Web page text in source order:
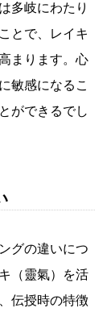
多岐にわたり
とで、レイキ
まります。心
敏感になるこ
ができるでし
グの違いにつ
（靈氣）を活
伝授時の特徴